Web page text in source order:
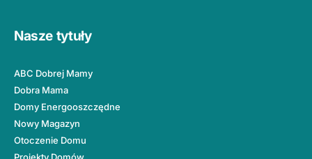
Nasze tytuły
ABC Dobrej Mamy
Dobra Mama
Domy Energooszczędne
Nowy Magazyn
Otoczenie Domu